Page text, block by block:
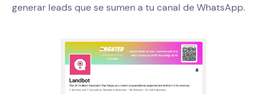
generar leads que se sumen a tu canal de WhatsApp.